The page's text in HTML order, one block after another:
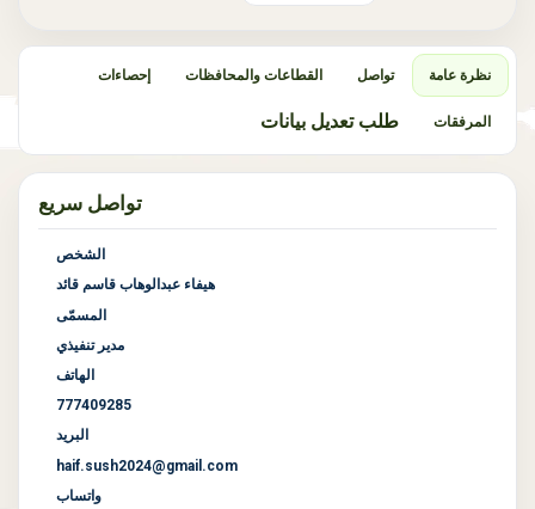
نظرة عامة تواصل القطاعات والمحافظات إحصاءات
المرفقات طلب تعديل بيانات
تواصل سريع
الشخص
هيفاء عبدالوهاب قاسم قائد
المسمّى
مدير تنفيذي
الهاتف
777409285
البريد
haif.sush2024@gmail.com
واتساب